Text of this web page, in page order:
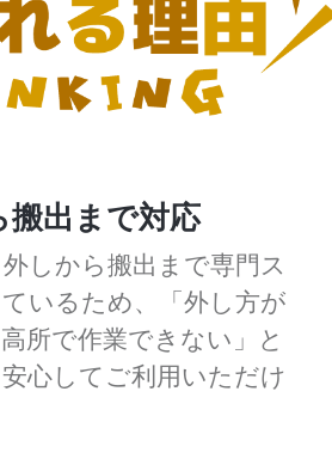
出まで対応
しから搬出まで専門ス
いるため、「外し方が
所で作業できない」と
心してご利用いただけ